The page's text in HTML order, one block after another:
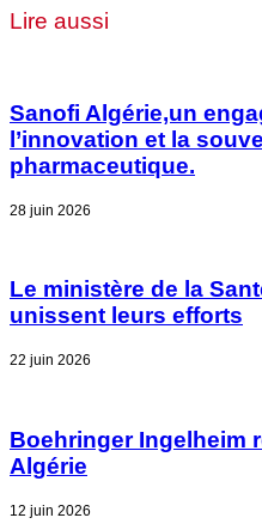
Lire aussi
Sanofi Algérie,un
l’innovation et la
pharmaceutique.
28 juin 2026
Le ministère de la
unissent leurs efforts
22 juin 2026
Boehringer Ingelheim
Algérie
12 juin 2026